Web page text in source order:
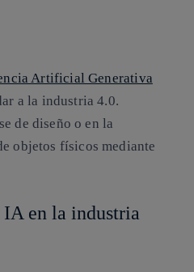
Artificial Generativa
a la industria 4.0.
de diseño o en la
objetos físicos mediante
en la industria